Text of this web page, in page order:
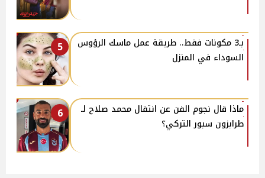
5
بـ3 مكونات فقط.. طريقة عمل ماسك الرؤوس
السوداء في المنزل
6
ماذا قال نجوم الفن عن انتقال محمد صلاح لـ
طرابزون سبور التركي؟